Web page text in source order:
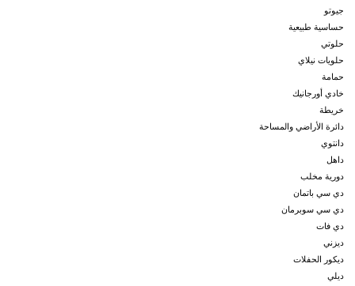
جيوتو
حساسية طبيعية
حلوتي
حلويات نيلاي
حمامة
خادي أورجانيك
خريطة
دائرة الأراضي والمساحة
دانتوي
داهل
دورية مخلب
دي سي باتمان
دي سي سوبرمان
دي فات
ديزني
ديكور الحفلات
ديلي